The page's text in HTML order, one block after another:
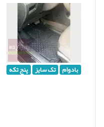
بادوام تک سایز پنج تکه